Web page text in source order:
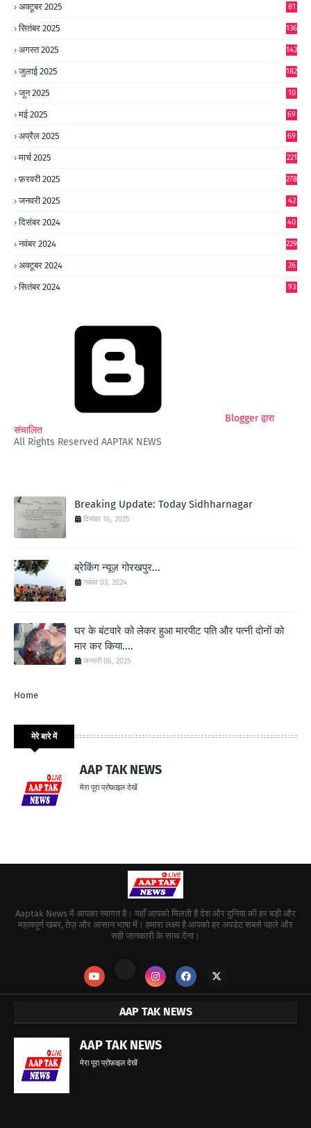
अक्टूबर 2025 81
सितंबर 2025 136
अगस्त 2025 143
जुलाई 2025 182
जून 2025
10
मई 2025 69
अप्रैल 2025 69
मार्च 2025 221
फ़रवरी 2025 278
जनवरी 2025
42
दिसंबर 2024
40
नवंबर 2024 229
अक्टूबर 2024
26
सितंबर 2024 93
Blogger द्वारा
संचालित
All Rights Reserved AAPTAK NEWS
Breaking Update: Today Sidhharnagar
दिसंबर 16, 2025
ब्रेकिंग न्यूज़ गोरखपुर...
नवंबर 03, 2024
घर के बंटवारे को लेकर हुआ मारपीट पति और पत्नी दोनों को
मार कर किया....
जनवरी 06, 2025
Home
मेरे बारे में
AAP TAK NEWS
मेरा पूरा प्रोफ़ाइल देखें
Aaptak News में आपका स्वागत है। यहाँ आपको मिलती हैं देश और दुनिया की हर बड़ी और
महत्वपूर्ण खबर, तेज़ और आसान भाषा में। हमारा लक्ष्य है आपको हर अपडेट सबसे पहले और
सही जानकारी के साथ देना।
AAP TAK NEWS
AAP TAK NEWS
मेरा पूरा प्रोफ़ाइल देखें